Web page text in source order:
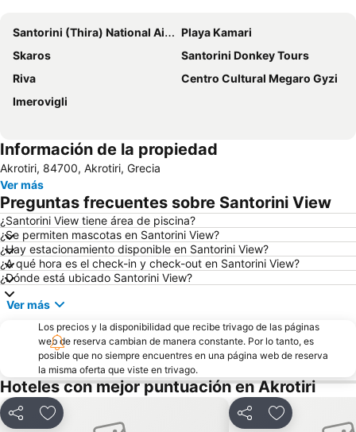
Santorini (Thira) National Airport
Playa Kamari
Skaros
Santorini Donkey Tours
Riva
Centro Cultural Megaro Gyzi
Imerovigli
Información de la propiedad
Akrotiri, 84700, Akrotiri, Grecia
Ver más
Preguntas frecuentes sobre Santorini View
¿Santorini View tiene área de piscina?
¿Se permiten mascotas en Santorini View?
¿Hay estacionamiento disponible en Santorini View?
¿A qué hora es el check-in y check-out en Santorini View?
¿Dónde está ubicado Santorini View?
Ver más
Los precios y la disponibilidad que recibe trivago de las páginas
web de reserva cambian de manera constante. Por lo tanto, es
posible que no siempre encuentres en una página web de reserva
la misma oferta que viste en trivago.
Hoteles con mejor puntuación en Akrotiri
CompartirAgregar a favoritos CompartirAgregar a